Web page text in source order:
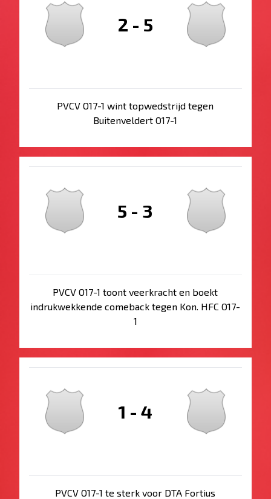
2 - 5
PVCV O17-1 wint topwedstrijd tegen
Buitenveldert O17-1
5 - 3
PVCV O17-1 toont veerkracht en boekt
indrukwekkende comeback tegen Kon. HFC O17-
1
1 -4
PVCV O17-1 te sterk voor DTA Fortius